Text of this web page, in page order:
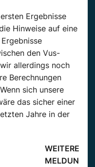
Ergebnisse
Hinweise auf eine
den Vus-
allerdings noch
Berechnungen
sich unsere
das sicher einer
Jahre in der
WEITERE
MELDUN